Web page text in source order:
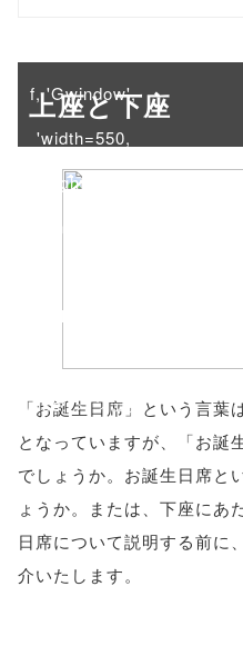
f, 'Gwindow',
'width=550,
height=450,
scrollbars=yes'
false;"> シェア
上座と下座
「お誕生日席」という言
となっていますが、「お誕
でしょうか。お誕生日席と
ょうか。または、下座にあ
日席について説明する前に
介いたします。